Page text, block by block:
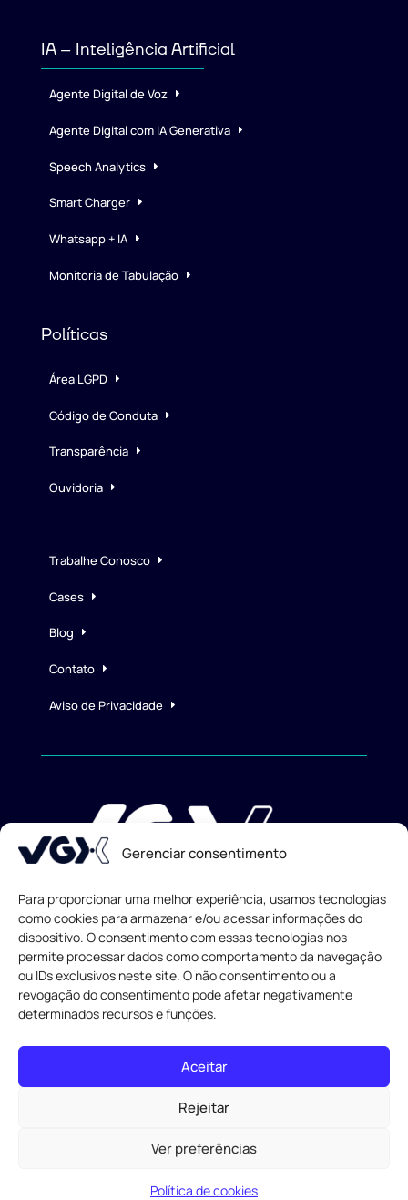
Gerenciar consentimento
Para proporcionar uma melhor experiência, usamos tecnologias
como cookies para armazenar e/ou acessar informações do
dispositivo. O consentimento com essas tecnologias nos
permite processar dados como comportamento da navegação
ou IDs exclusivos neste site. O não consentimento ou a
revogação do consentimento pode afetar negativamente
determinados recursos e funções.
Aceitar
Rejeitar
Ver preferências
Política de cookies
IA – Inteligência Artificial
Agente Digital de Voz
Agente Digital com IA Generativa
Speech Analytics
Smart Charger
Whatsapp + IA
Monitoria de Tabulação
Políticas
Área LGPD
Código de Conduta
Transparência
Ouvidoria
Trabalhe Conosco
Cases
Blog
Contato
Aviso de Privacidade
Todos os direitos reservados© 2013-2026
Desenvolvido por